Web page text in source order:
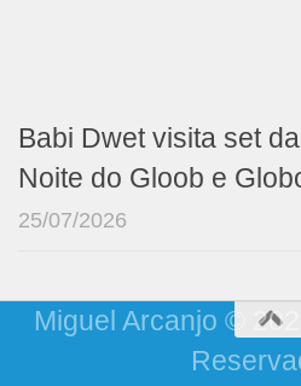
Babi Dwet visita set
Noite do Gloob e
25/07/2026
Miguel Arcanjo ©